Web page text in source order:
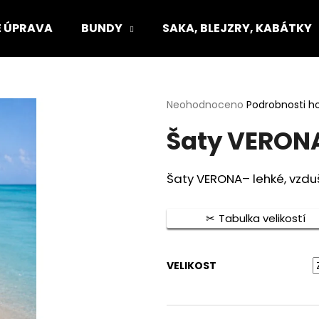
ÚPRAVA BUNDY SAKA, BLEJZRY, KABÁTKY
Průměrné
produktu
je
z
5
Neohodnoceno Podrobnosti
Šaty
Šaty VERONA– lehké,
Tabulka velikostí
VELIKOST
HLEDAT